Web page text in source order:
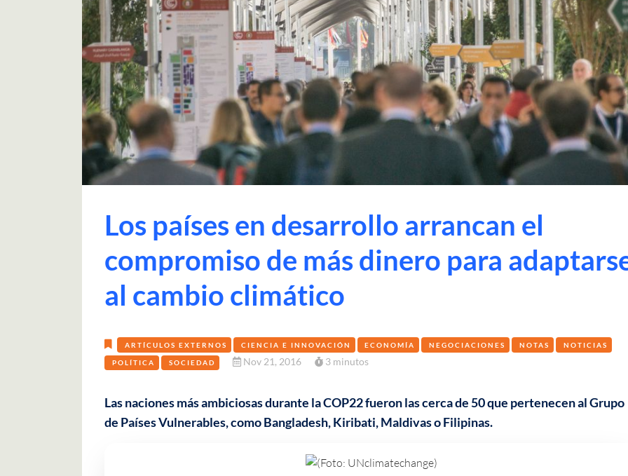
Los países en desarrollo arrancan el
compromiso de más dinero para
al cambio climático
ARTÍCULOS EXTERNOS CIENCIA E INNOVACIÓN ECONOMÍA NEGOCIACIONES NOTAS NOTICIAS
POLÍTICA SOCIEDAD Nov 21, 2016 3 minutos
Las naciones más ambiciosas durante la COP22 fueron las cerca de 50 que pertenecen al Grupo
de Países Vulnerables, como Bangladesh, Kiribati, Maldivas o Filipinas.